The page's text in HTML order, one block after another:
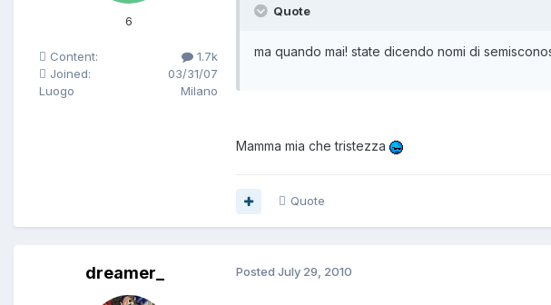
6
Content:
1.7k
Joined:
03/31/07
Luogo
Milano
Quote
ma quando mai! state dicendo nomi di
Mamma mia che tristezza
Quote
dreamer_ Posted July 29, 2010